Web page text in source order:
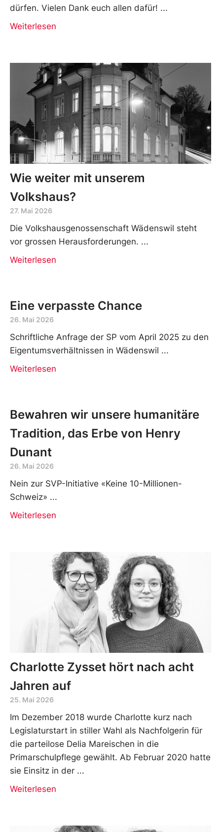
dürfen. Vielen Dank euch allen dafür!
Weiterlesen
Wie weiter mit unserem
Volkshaus?
27. Mai 2026
Die Volkshausgenossenschaft Wädenswil steht
vor grossen Herausforderungen.
Weiterlesen
Eine verpasste Chance
26. Mai 2026
Schriftliche Anfrage der SP vom April 2025 zu den
Eigentumsverhältnissen in Wädenswil
Weiterlesen
Bewahren wir unsere humanitäre
Tradition, das Erbe von Henry
Dunant
26. Mai 2026
Nein zur SVP-Initiative «Keine 10-Millionen-
Schweiz»
Weiterlesen
Charlotte Zysset hört nach acht
Jahren auf
25. Mai 2026
Im Dezember 2018 wurde Charlotte kurz nach
Legislaturstart in stiller Wahl als Nachfolgerin für
die parteilose Delia Mareischen in die
Primarschulpflege gewählt. Ab Februar 2020 hatte
sie Einsitz in der
Weiterlesen